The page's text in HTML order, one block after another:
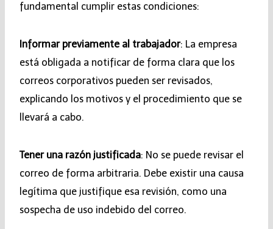
fundamental cumplir estas condiciones:
Informar previamente al trabajador: La empresa
está obligada a notificar de forma clara que los
correos corporativos pueden ser revisados,
explicando los motivos y el procedimiento que se
llevará a cabo.
Tener una razón justificada: No se puede revisar el
correo de forma arbitraria. Debe existir una causa
legítima que justifique esa revisión, como una
sospecha de uso indebido del correo.